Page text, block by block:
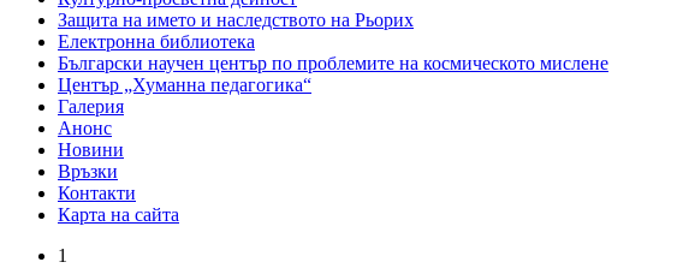
Защита на името и наследството на Рьорих
Електронна библиотека
Български научен център по проблемите на космическото мислене
Център „Хуманна педагогика“
Галерия
Анонс
Новини
Връзки
Контакти
Карта на сайта
1